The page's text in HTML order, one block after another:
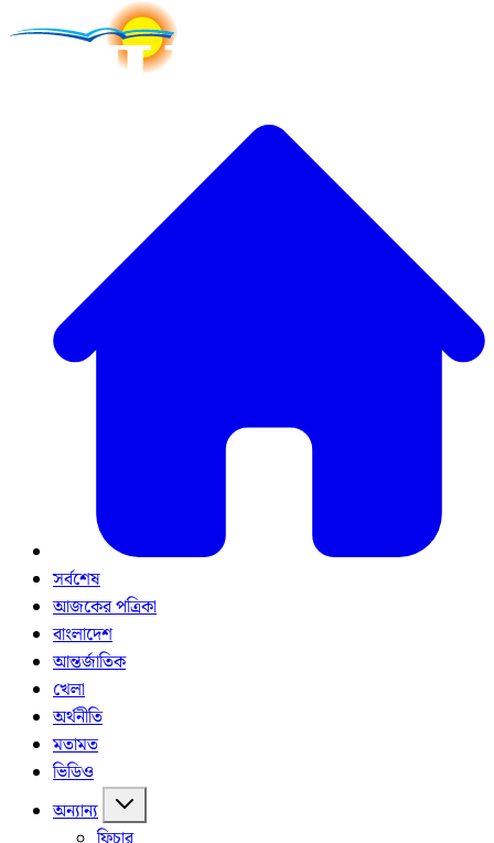
সর্বশেষ
আজকের পত্রিকা
বাংলাদেশ
আন্তর্জাতিক
খেলা
অর্থনীতি
মতামত
ভিডিও
অন্যান্য